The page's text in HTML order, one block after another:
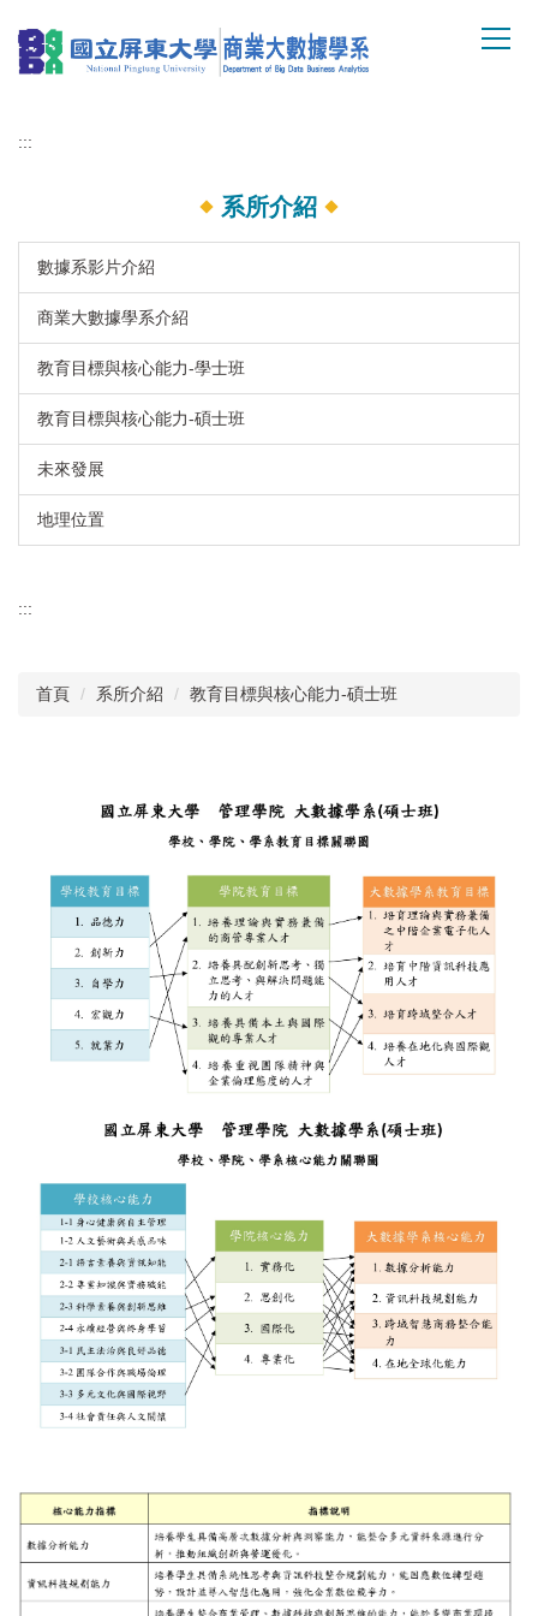
到
主
容
:::
系所介紹
數據系影片介紹
商業大數據學系介紹
教育目標與核心能力-學士班
教育目標與核心能力-碩士班
未來發展
地理位置
:::
首頁 系所介紹 教育目標與核心能力-碩士班